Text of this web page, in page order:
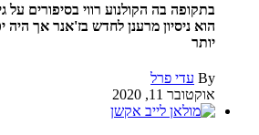
בתקופה בה הקולנוע רווי בסיפורים על
הוא ניסיון מרענן לחדש בז'אנר אך
יותר
By עדי פרל
אוקטובר 11, 2020